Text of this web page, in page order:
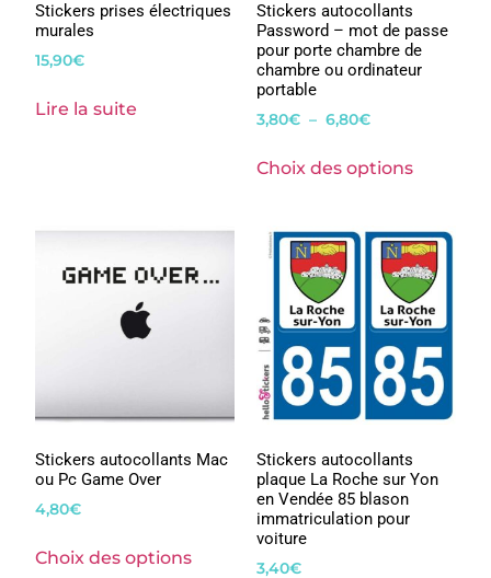
Stickers prises électriques
murales
15,90€
Lire la suite
Stickers autocollants
Password – mot de passe
pour porte chambre de
chambre ou ordinateur
portable
3,80€ – 6,80€
Choix des options
Stickers autocollants Mac
ou Pc Game Over
4,80€
Choix des options
Stickers autocollants
plaque La Roche sur Yon
en Vendée 85 blason
immatriculation pour
voiture
3,40€